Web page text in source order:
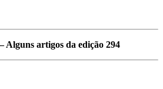
artigos da edição 294